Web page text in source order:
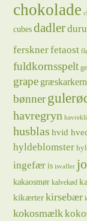
chokolade
cubes dadler
fersknerfetaost
fuldkornsspelt
grape
bønner
havregryn
husblas hvid
hyldeblomster
ingefær is isvafler
kakaosmør kalvekød
kikærterkirsebær
kokosmælk